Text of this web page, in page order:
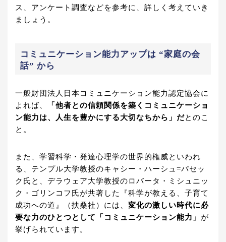
ス、アンケート調査などを参考に、詳しく考えていき
ましょう。
コミュニケーション能力アップは “家庭の会
話” から
一般財団法人日本コミュニケーション能力認定協会に
よれば、
「他者との信頼関係を築くコミュニケーショ
ン能力は、人生を豊かにする大切なちから」だとのこ
と。
また、学習科学・発達心理学の世界的権威といわれ
る、テンプル大学教授のキャシー・ハーシュ=パセッ
ク氏と、デラウェア大学教授のロバータ・ミシュニッ
ク・ゴリンコフ氏が共著した『科学が教える、子育て
成功への道』（扶桑社）には、 変化の激しい時代に必
要な力のひとつとして「コミュニケーション能力」 が
挙げられています。